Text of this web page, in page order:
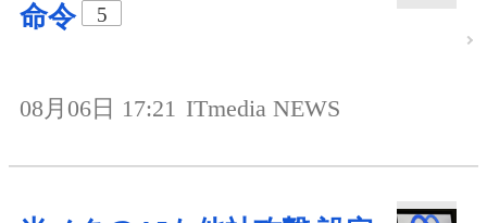
命令
5
08月06日 17:21 ITmedia NEWS